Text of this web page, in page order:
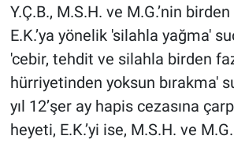
Y.Ç.B., M.S.H. ve M.G.’nin
E.K.’ya yönelik 'silahla yağma'
'cebir, tehdit ve silahla birden
hürriyetinden yoksun bırakma'
yıl 12’şer ay hapis cezasına
heyeti, E.K.’yi ise, M.S.H. ve